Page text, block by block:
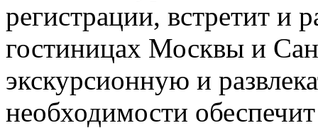
регистрации, встретит и
гостиницах Москвы и
экскурсионную и
необходимости